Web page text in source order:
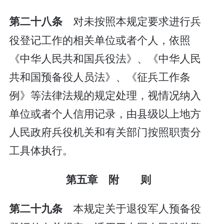
第二十八条对未按照本规定要求进行兵
役登记工作的相关单位或者个人，依照
《中华人民共和国兵役法》、《中华人民
共和国预备役人员法》、《征兵工作条
例》等法律法规的规定处理，视情况纳入
单位或者个人信用记录，由县级以上地方
人民政府兵役机关和有关部门按照职责分
工具体执行。
第五章 附 则
第二十九条 本规定关于退役军人预备役